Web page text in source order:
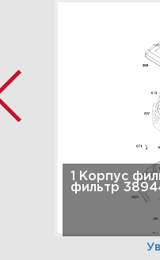
1 Корпус
фильтр